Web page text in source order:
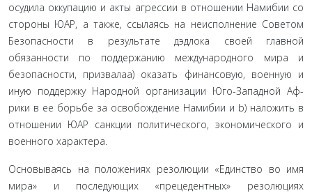
осудила оккупацию и акты агрессии в отношении Намибии со
стороны ЮАР, а также, ссылаясь на неисполне­ние Советом
Безопасности в результате дэдлока своей глав­ной
обязанности по поддержанию международного мира и
безопасности, призвалаa) оказать финансовую, военную и
иную поддержку Народной организации Юго-Западной Аф­
рики в ее борьбе за освобождение Намибии и b) наложить в
отношении ЮАР санкции политического, экономического и
военного характера.
Основываясь на положениях резолюции «Единство во имя
мира» и последующих «прецедентных» резолюциях